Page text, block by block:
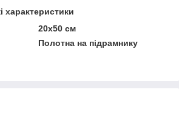
характеристики
20x50 см
Полотна на підрамнику